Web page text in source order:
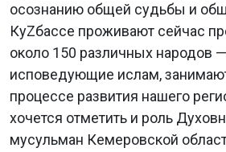
осознанию общей судьбы и
КуZбассе проживают сейчас
около 150 различных народов
исповедующие ислам,
процессе развития нашего
хочется отметить и роль
мусульман Кемеровской